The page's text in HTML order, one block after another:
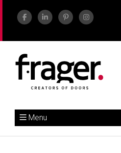
Menu